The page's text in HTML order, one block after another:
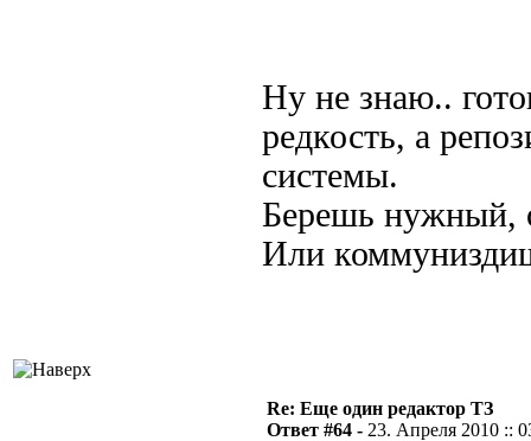
Ну не знаю..
редкость, а
системы.
Берешь нужный,
Или
Re: Еще один редактор ТЗ
Ответ #64 - 23. Апреля 2010 ::